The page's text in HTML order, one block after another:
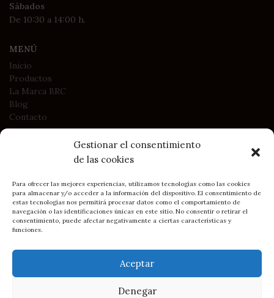
Gestionar el consentimiento
de las cookies
Para ofrecer las mejores experiencias, utilizamos tecnologías como las cookies
para almacenar y/o acceder a la información del dispositivo. El consentimiento de
estas tecnologías nos permitirá procesar datos como el comportamiento de
navegación o las identificaciones únicas en este sitio. No consentir o retirar el
consentimiento, puede afectar negativamente a ciertas características y
funciones.
Aceptar
Denegar
Sábados
De 10:30 a 14:00 h.
MENÚ
Inicio
Productos
La Marca BRC
Blog
Contacto
Política de Cookies
Condiciones generales de contratación y compra
DIMAGENSoluciones Web y e-commerce
Cómo llegar: BRC en Gijón